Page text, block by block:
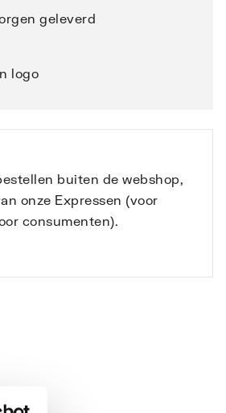
geleverd
logo
buiten de webshop,
onze Expressen (voor
consumenten).